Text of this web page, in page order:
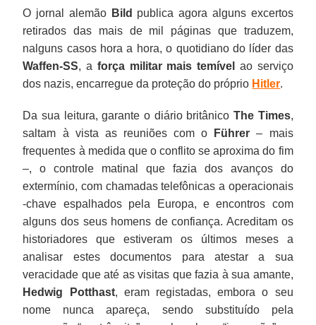
O jornal alemão Bild publica agora alguns excertos
retirados das mais de mil páginas que traduzem,
nalguns casos hora a hora, o quotidiano do líder das
Waffen-SS, a força militar mais temível
ao serviço
dos nazis, encarregue da proteção do próprio Hitler.
Da sua leitura, garante o diário britânico The Times,
saltam à vista as reuniões com o
Führer – mais
frequentes à medida que o conflito se aproxima do fim
–, o controle matinal que fazia dos avanços do
extermínio, com chamadas telefônicas a operacionais
-chave espalhados pela Europa, e encontros com
alguns dos seus homens de confiança. Acreditam os
historiadores que estiveram os últimos meses a
analisar estes documentos para atestar a sua
veracidade que até as visitas que fazia à sua amante,
Hedwig Potthast, eram registadas, embora o seu
nome nunca apareça, sendo substituído pela